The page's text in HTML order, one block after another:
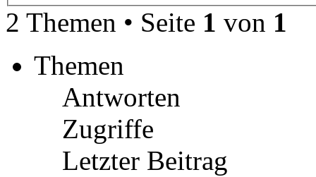
2 Themen • Seite 1 von 1
Themen
Antworten
Zugriffe
Letzter Beitrag